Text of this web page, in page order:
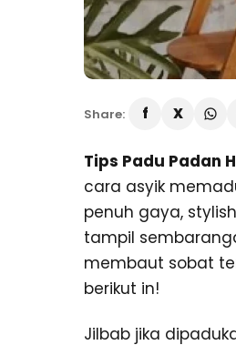
Share:
Tips Padu Padan
cara asyik
penuh gaya,
tampil
membaut sobat
berikut in!
Jilbab jika